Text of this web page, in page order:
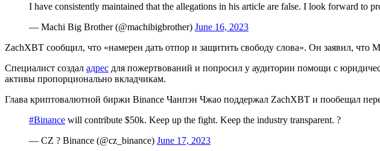
I have consistently maintained that the allegations in his article are false. I look forward to
— Machi Big Brother (@machibigbrother) June 16, 2023
ZachXBT сообщил, что «намерен дать отпор и защитить свободу слова». Он заявил, что
Специалист создал адрес для пожертвований и попросил у аудитории помощи с
активы пропорционально вкладчикам.
Глава криптовалютной биржи Binance Чанпэн Чжао поддержал ZachXBT и пообещал
#Binance will contribute $50k. Keep up the fight. Keep the industry transparent. ?
— CZ ? Binance (@cz_binance) June 17, 2023